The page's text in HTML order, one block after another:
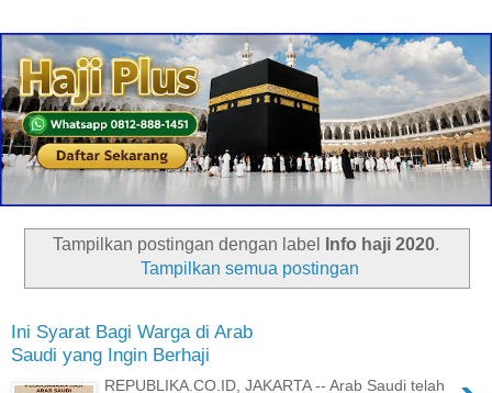
Tampilkan postingan dengan label Info haji 2020.
Tampilkan semua postingan
Ini Syarat Bagi Warga di Arab
Saudi yang Ingin Berhaji
REPUBLIKA.CO.ID, JAKARTA -- Arab Saudi telah